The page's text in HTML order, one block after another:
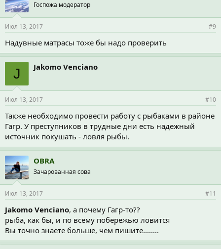
Госпожа модератор
Июл 13, 2017 #9
Надувные матрасы тоже бы надо проверить
J Jakomo Venciano
Июл 13, 2017 #10
Также необходимо провести работу с рыбаками в районе
Гагр. У преступников в трудные дни есть надежный
источник покушать - ловля рыбы.
OBRA
Зачарованная сова
Июл 13, 2017 #11
Jakomo Venciano, а почему Гагр-то??
рыба, как бы, и по всему побережью ловится
Вы точно знаете больше, чем пишите........